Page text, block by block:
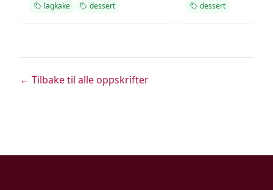
lagkake dessert dessert
← Tilbake til alle oppskrifter